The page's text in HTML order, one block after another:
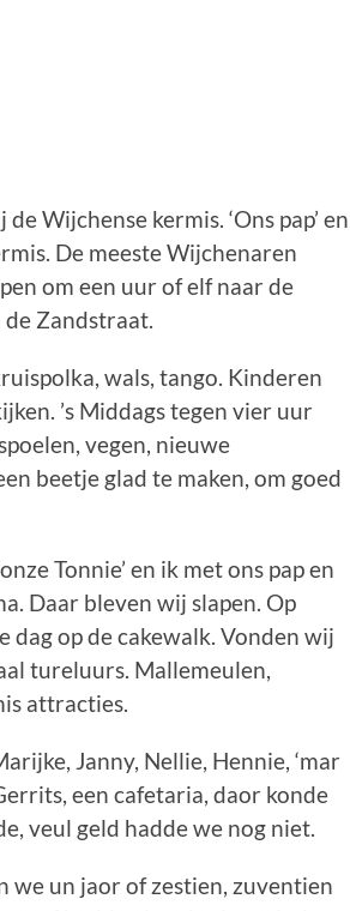
Wijchense kermis. ‘Ons pap’ en
De meeste Wijchenaren
om een uur of elf naar de
Zandstraat.
wals, tango. Kinderen
’s Middags tegen vier uur
vegen, nieuwe
beetje glad te maken, om goed
Tonnie’ en ik met ons pap en
Daar bleven wij slapen. Op
dag op de cakewalk. Vonden wij
tureluurs. Mallemeulen,
attracties.
Janny, Nellie, Hennie, ‘mar
een cafetaria, daor konde
veul geld hadde we nog niet.
we un jaor of zestien, zuventien